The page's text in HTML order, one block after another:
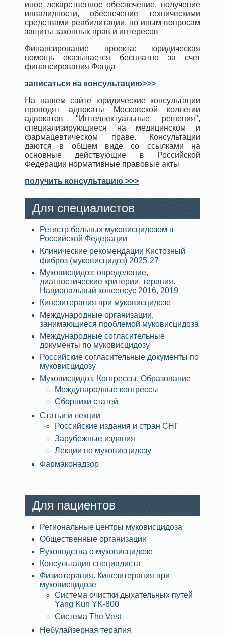
иное лекарственное обеспечение, получение
инвалидности, обеспечение техническими
средствами реабилитации, по иным вопросам
защиты законных прав и интересов
Финансирование проекта: юридическая
помощь оказывается бесплатно за счет
финансирования Фонда
записаться на консультацию>>>
На нашем сайте юридические консультации
проводят адвокаты Московской коллегии
адвокатов "Интеллектуальные решения",
специализирующиеся на медицинском и
фармацевтическом праве. Консультации
даются в общем виде со ссылками на
основные действующие в Российской
Федерации нормативные правовые акты
получить консультацию >>>
Для специалистов
Регистр больных муковисцидозом в
Российской Федерации
Клинические рекомендации Кистозный
фиброз (муковисцидоз) 2025-27
Муковисцидоз: определение,
диагностические критерии, терапия.
Национальный консенсус 2016, 2019
Кинезитерапия при муковисцидозе
Международные организации,
занимающиеся проблемой муковисцидоза
Международные согласительные
документы по муковисцидозу
Российские согласительные документы по
муковисцидозу
Муковисцидоз. Конгрессы. Образование
Международные конгрессы
Сборники статей
Статьи и лекции
Российские издания и стран СНГ
Зарубежные издания
Лекции по муковисцидозу
Фармаконадзор
Для пациентов
Региональные центры муковисцидоза
Общественные организации
Руководства о муковисцидозе
Консультация специалиста
Физиотерапия. Кинезитерапия при
муковисцидозе
Система очистки дыхательных путей
Yang Kun YK-800
Система The Vest
Небулайзерная терапия